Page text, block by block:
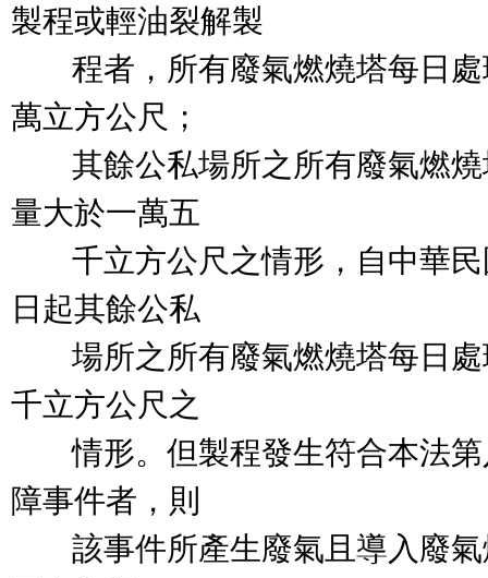
製程或輕油裂解製
程者，所有廢氣燃燒塔每日處
萬立方公尺；
其餘公私場所之所有廢氣燃燒
量大於一萬五
千立方公尺之情形，自中華民
日起其餘公私
場所之所有廢氣燃燒塔每日處
千立方公尺之
情形。但製程發生符合本法第
障事件者，則
該事件所產生廢氣且導入廢氣